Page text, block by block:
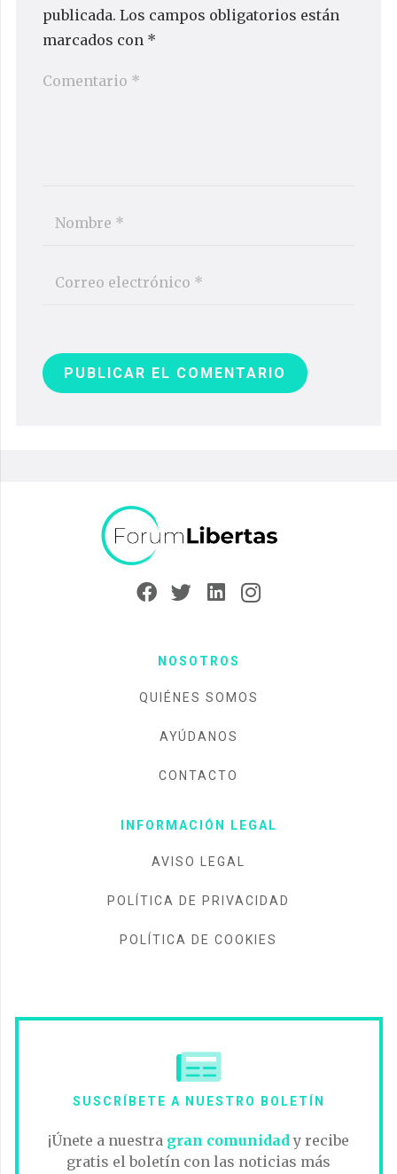
publicada. Los campos obligatorios están
marcados con *
PUBLICAR EL COMENTARIO
NOSOTROS
QUIÉNES SOMOS
AYÚDANOS
CONTACTO
INFORMACIÓN LEGAL
AVISO LEGAL
POLÍTICA DE PRIVACIDAD
POLÍTICA DE COOKIES
SUSCRÍBETE A NUESTRO BOLETÍN
¡Únete a nuestra gran comunidad y recibe
gratis el boletín con las noticias más